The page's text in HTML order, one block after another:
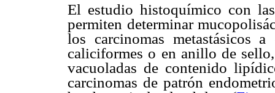
El estudio histoquímico con
permiten determinar
los carcinomas metastásicos
caliciformes o en anillo de
vacuoladas de contenido
carcinomas de patrón